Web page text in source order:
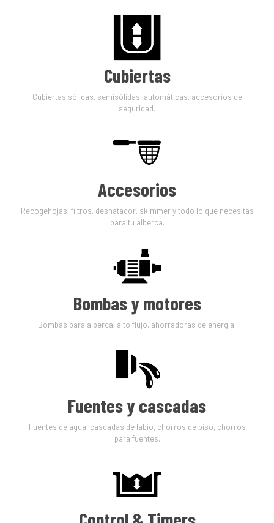
Cubiertas
Cubiertas sólidas, semisólidas, automáticas, accesorios de
seguridad.
Accesorios
Recogehojas, filtros, desnatador, skimmer y todo lo que necesitas
para tu alberca.
Bombas y motores
Bombas para alberca, alto flujo, ahorradoras de energía.
Fuentes y cascadas
Fuentes de agua, cascadas de labio, chorros de piso, chorros
para fuentes.